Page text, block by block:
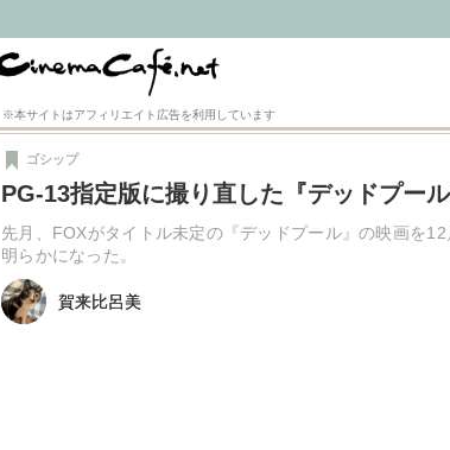
※本サイトはアフィリエイト広告を利用しています
PG-13指定版に撮り直した『デッドプー
先月、FOXがタイトル未定の『デッドプール』の映画を
明らかになった。
ゴシップ
賀来比呂美
賀来比呂美